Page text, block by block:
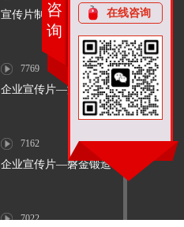
宣传片制作—鲁丽钢铁
7769
企业宣传片—海辰环保
7162
企业宣传片—磐金锻造
7022
咨
询
在线咨询